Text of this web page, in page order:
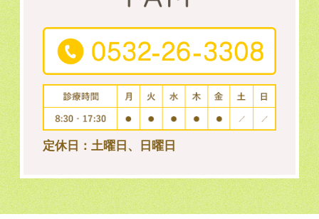
定休日：土曜日、日曜日